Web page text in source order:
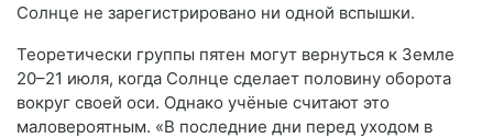
Солнце не зарегистрировано ни одной вспышки.
Теоретически группы пятен могут вернуться к Земле
20–21 июля, когда Солнце сделает половину оборота
вокруг своей оси. Однако учёные считают это
маловероятным. «В последние дни перед уходом в